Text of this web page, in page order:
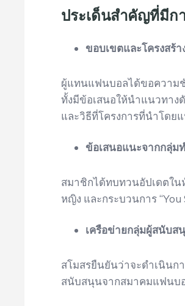
ประเด็นสำคัญที่มีก
ขอบเขตและโครงสร้
ผู้แทนแฟนบอลได้ขอความชั
ทั้งมีข้อเสนอให้นำแนวทาง
และวิธีที่โครงการที่นำโดย
ข้อเสนอแนะจากกลุ่ม
สมาชิกได้ทบทวนอัปเดตใน
หญิง และกระบวนการ “You
เครือข่ายกลุ่มผู้สนับส
สโมสรยืนยันว่าจะดำเนินก
สนับสนุนจากสมาคมแฟนบอ